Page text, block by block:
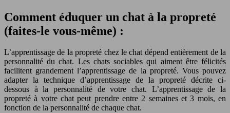
Comment éduquer un chat à la propreté
(faites-le vous-même) :
L’apprentissage de la propreté chez le chat dépend entièrement de la
personnalité du chat. Les chats sociables qui aiment être félicités
facilitent grandement l’apprentissage de la propreté. Vous pouvez
adapter la technique d’apprentissage de la propreté décrite ci-
dessous à la personnalité de votre chat. L’apprentissage de la
propreté à votre chat peut prendre entre 2 semaines et 3 mois, en
fonction de la personnalité de chaque chat.